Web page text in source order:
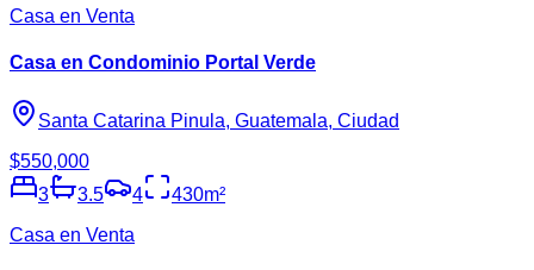
Casa en Venta
Casa en Condominio Portal Verde
Santa Catarina Pinula, Guatemala, Ciudad
$550,000
3
3.5 4 430m²
Casa en Venta